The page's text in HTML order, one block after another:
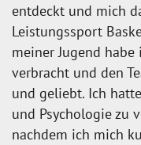
entdeckt und mich
Leistungssport
meiner Jugend
verbracht und den
und geliebt. Ich
und Psychologie zu
nachdem ich mich